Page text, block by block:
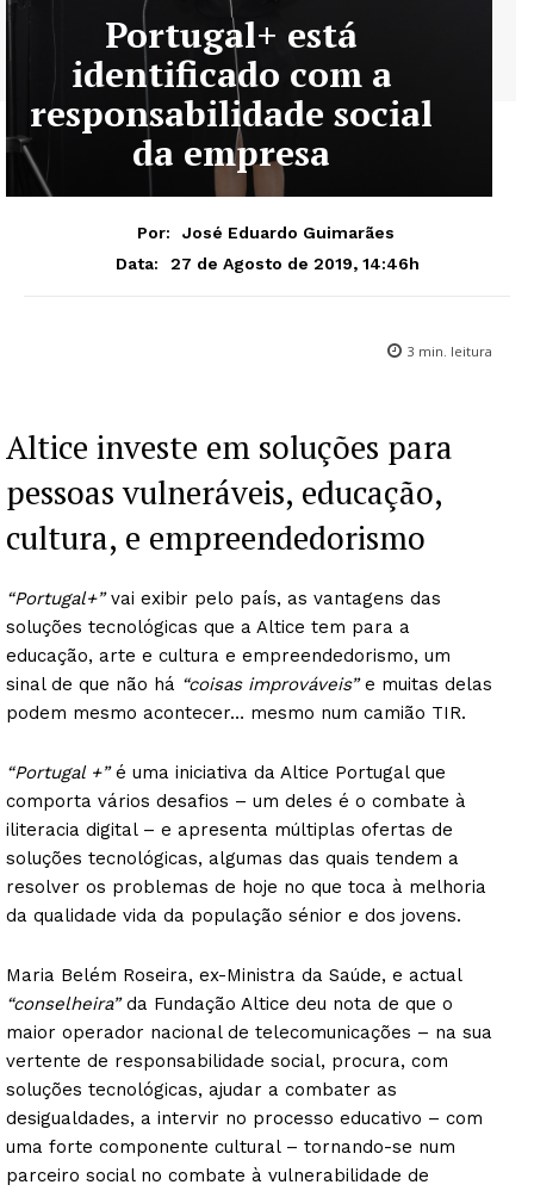
Portugal+ está
identificado com a
responsabilidade social
da empresa
Por:
José Eduardo Guimarães
Data:
27 de Agosto de 2019, 14:46h
3 min. leitura
Altice investe em soluções para
pessoas vulneráveis, educação,
cultura, e empreendedorismo
“Portugal+”vai exibir pelo país, as vantagens das
soluções tecnológicas que a Altice tem para a
educação, arte e cultura e empreendedorismo, um
sinal de que não há “coisas improváveis”e muitas delas
podem mesmo acontecer… mesmo num camião TIR.
“Portugal +”é uma iniciativa da Altice Portugal que
comporta vários desafios – um deles é o combate à
iliteracia digital – e apresenta múltiplas ofertas de
soluções tecnológicas, algumas das quais tendem a
resolver os problemas de hoje no que toca à melhoria
da qualidade vida da população sénior e dos jovens.
Maria Belém Roseira, ex-Ministra da Saúde, e actual
“conselheira”da Fundação Altice deu nota de que o
maior operador nacional de telecomunicações – na sua
vertente de responsabilidade social, procura, com
soluções tecnológicas, ajudar a combater as
desigualdades, a intervir no processo educativo – com
uma forte componente cultural – tornando-se num
parceiro social no combate à vulnerabilidade de